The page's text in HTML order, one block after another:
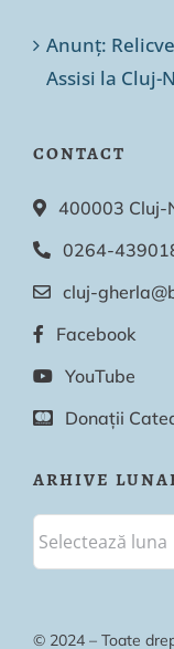
Anunț:
Assisi la Cluj-
CONTACT
400003 Cluj-
0264-
cluj-
Facebook
YouTube
Donații
ARHIVE
© 2024 – Toate